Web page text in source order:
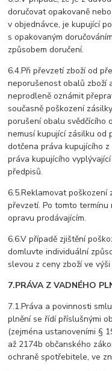
doručovat opakovaně
v objednávce, je kupující
s opakovaným
způsobem doručení.
6.4.Při převzetí zboží od
neporušenost obalů zboží
neprodleně oznámit
současně poškození
porušení obalu svědčícího
nemusí kupující zásilku od
dotčena práva kupujícího
práva kupujícího
předpisů.
6.5.Reklamovat
převzetí. Po tomto
opravu prodávajícím.
6.6.V případě zjištění
domluvte individuální
slevou z ceny zboží ve
7.PRÁVA Z VADNÉHO
7.1.Práva a povinnosti
plnění se řídí příslušnými
(zejména ustanoveními §
až 2174b občanského
ochraně spotřebitele, ve